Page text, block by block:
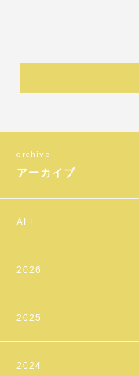
アーカイブ
ALL
2026
2025
2024